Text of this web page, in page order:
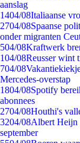
aanslag
1404/08Italiaanse
2704/08Spaanse
onder migranten
504/08Kraftwerk
104/08Reusser wint
704/08
Mercedes-overstap
1804/08Spotify
abonnees
2704/08Houthi's
3204/08Albert Heijn
september